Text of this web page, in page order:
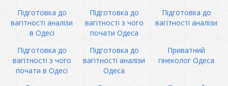
Підготовка до
вагітності аналізи
в Одесі
Підготовка до
вагітності з чого
почати Одеса
Підготовка до
вагітності аналізи
Підготовка до
вагітності з чого
почати в Одесі
Підготовка до
вагітності аналізи
Одеса
Приватний
гінеколог Одеса